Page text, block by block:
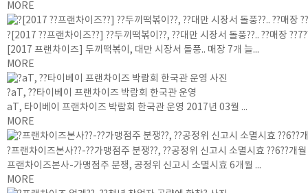
MORE
?[2017 ??프랜차이즈??] ??두끼떡볶이??, ??대만 시장서 돌풍??.. ??매장
[2017 프랜차이즈] 두끼떡볶이, 대만 시장서 돌풍.. 매장 7개 늘...
MORE
?aT, ??타이베이 프랜차이즈 박람회 한국관 운영
aT, 타이베이 프랜차이즈 박람회 한국관 운영 2017년 03월 ...
MORE
?프랜차이즈본사??-??가맹점주 분쟁??, ??공정위 신고시 소멸시효 ??6??개
프랜차이즈본사-가맹점주 분쟁, 공정위 신고시 소멸시효 6개월 ...
MORE